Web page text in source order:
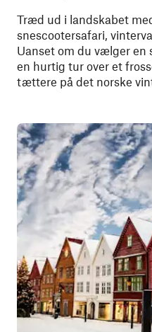
Træd ud i landskabet
snescootersafari,
Uanset om du vælger en
en hurtig tur over et
tættere på det norske